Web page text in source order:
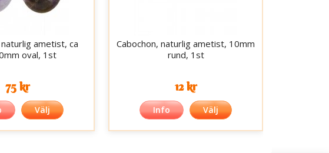
ametist, ca
oval, 1st
75 kr
Välj
Cabochon, naturlig ametist, 10mm
rund, 1st
12 kr
Info Välj